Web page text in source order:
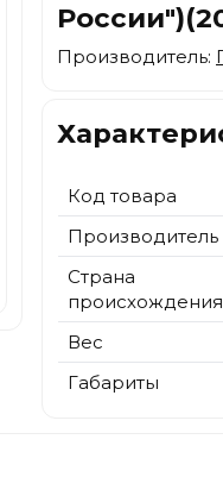
Производитель:
Код товара
Производитель
Страна
происхождения
Вес
Габариты